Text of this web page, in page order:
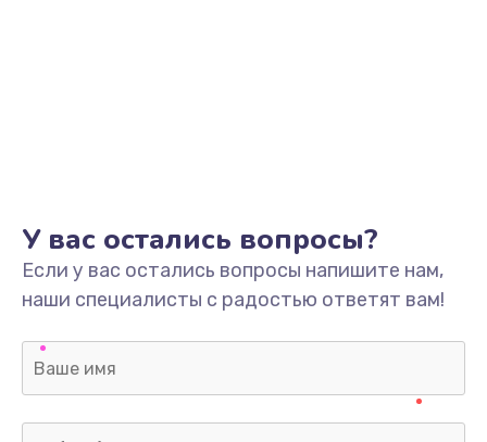
У вас остались вопросы?
Если у вас остались вопросы напишите нам,
наши специалисты с радостью ответят вам!